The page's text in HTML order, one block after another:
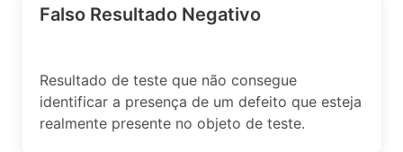
Falso Resultado Negativo
Resultado de teste que não consegue
identificar a presença de um defeito que esteja
realmente presente no objeto de teste.